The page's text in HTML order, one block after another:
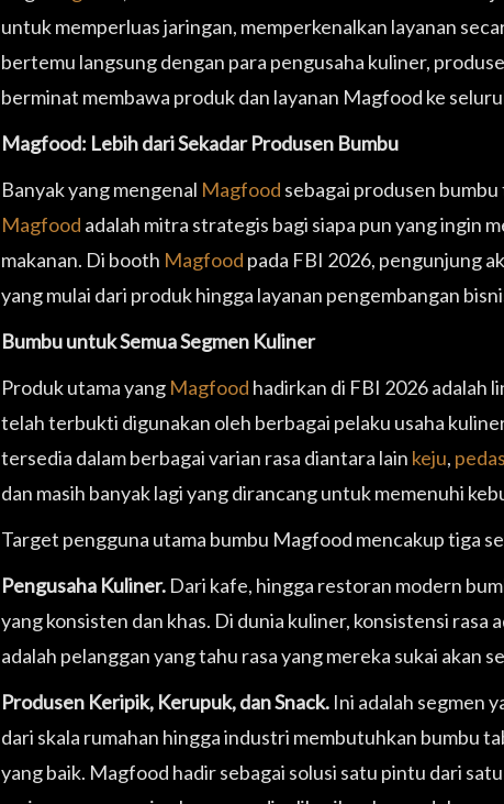
untuk memperluas jaringan, memperkenalkan layanan
bertemu langsung dengan para pengusaha kuliner,
berminat membawa produk dan layanan Magfood ke
Magfood: Lebih dari Sekadar Produsen Bumbu
Banyak yang mengenal Magfood sebagai produsen
Magfood adalah mitra strategis bagi siapa pun yang ingin
makanan. Di booth Magfood pada FBI 2026, pengunjung
yang mulai dari produk hingga layanan pengembangan
Bumbu untuk Semua Segmen Kuliner
Produk utama yang Magfood hadirkan di FBI 2026 adalah
telah terbukti digunakan oleh berbagai pelaku usaha
tersedia dalam berbagai varian rasa diantara lain keju, pedas
dan masih banyak lagi yang dirancang untuk memenuhi
Target pengguna utama bumbu Magfood mencakup tiga
Pengusaha Kuliner.Dari kafe, hingga restoran modern
yang konsisten dan khas. Di dunia kuliner, konsistensi rasa
adalah pelanggan yang tahu rasa yang mereka sukai akan
Produsen Keripik, Kerupuk, dan Snack.Ini adalah segmen
dari skala rumahan hingga industri membutuhkan bumbu
yang baik. Magfood hadir sebagai solusi satu pintu dari